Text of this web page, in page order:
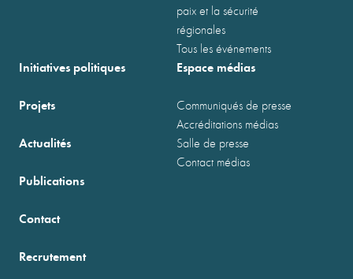
paix et la sécurité
régionales
Tous les événements
Initiatives politiques
Projets
Actualités
Publications
Espace médias
Communiqués de presse
Accréditations médias
Salle de presse
Contact médias
Contact
Recrutement